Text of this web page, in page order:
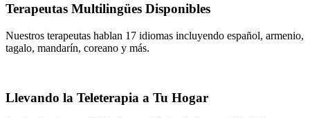
Terapeutas Multilingües Disponibles
Nuestros terapeutas hablan 17 idiomas incluyendo español, armenio,
tagalo, mandarín, coreano y más.
Llevando la Teleterapia a Tu Hogar